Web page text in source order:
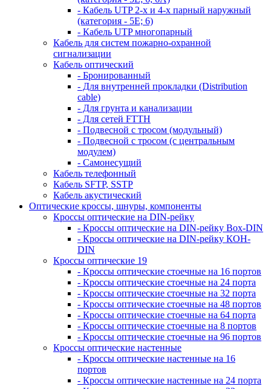
- Кабель UTP 2-х и 4-х парный наружный
(категория - 5Е; 6)
- Кабель UTP многопарный
Кабель для систем пожарно-охранной
сигнализации
Кабель оптический
- Бронированный
- Для внутренней прокладки (Distribution
cable)
- Для грунта и канализации
- Для сетей FTTH
- Подвесной с тросом (модульный)
- Подвесной с тросом (с центральным
модулем)
- Самонесущий
Кабель телефонный
Кабель SFTP, SSTP
Кабель акустический
Оптические кроссы, шнуры, компоненты
Кроссы оптические на DIN-рейку
- Кроссы оптические на DIN-рейку Box-DIN
- Кроссы оптические на DIN-рейку КОН-
DIN
Кроссы оптические 19
- Кроссы оптические стоечные на 16 портов
- Кроссы оптические стоечные на 24 порта
- Кроссы оптические стоечные на 32 порта
- Кроссы оптические стоечные на 48 портов
- Кроссы оптические стоечные на 64 порта
- Кроссы оптические стоечные на 8 портов
- Кроссы оптические стоечные на 96 портов
Кроссы оптические настенные
- Кроссы оптические настенные на 16
портов
- Кроссы оптические настенные на 24 порта